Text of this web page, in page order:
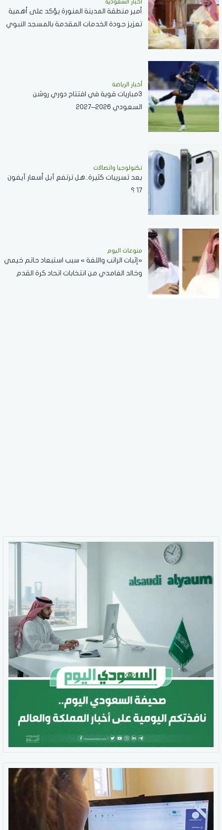
أخبار السعودية
أمير منطقة المدينة المنورة يؤكد على أهمية
تعزيز جودة الخدمات المقدمة بالمسجد النبوي
أخبار الرياضة
3مباريات قوية في افتتاح دوري روشن
السعودي 2026–2027
تكنولوجيا واتصالات
بعد تسريبات كثيرة..هل ترتفع آبل أسعار آيفون
17 ؟
منوعات اليوم
«إثبات الراتب واللغة » سبب استبعاد حاتم خيمي
وخالد الغامدي من انتخابات اتحاد كرة القدم